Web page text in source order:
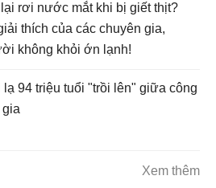
rơi nước mắt khi bị giết thịt?
thích của các chuyên gia,
không khỏi ớn lạnh!
lạ 94 triệu tuổi "trồi lên" giữa công
Xem thêm